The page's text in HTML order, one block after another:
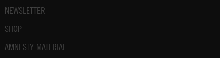
NEWSLETTER
SHOP
AMNESTY-MATERIAL